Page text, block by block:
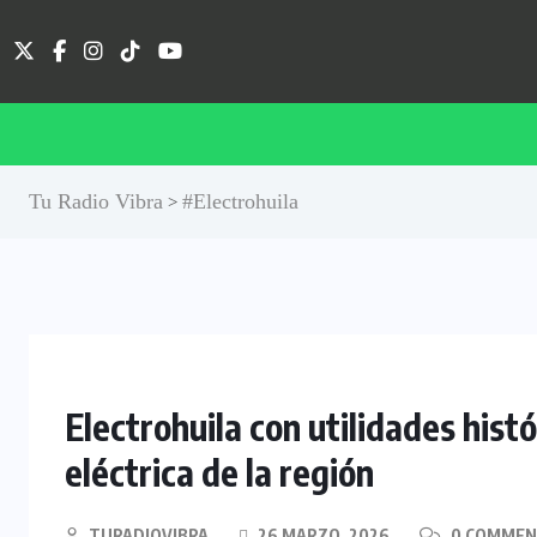
Tu Radio Vibra > #Electrohuila
Electrohuila con utilidades
eléctrica de la región